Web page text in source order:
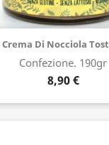
Crema Di Nocciola
Confezione. 190gr
8,90 €
Acquista ora